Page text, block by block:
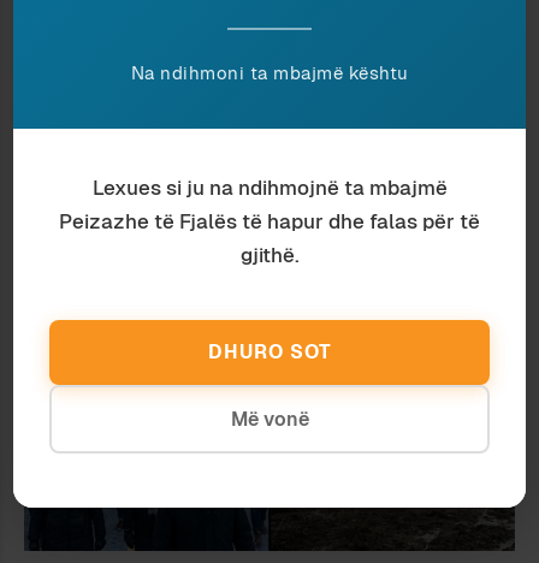
BURRI QË ECTE
Na ndihmoni ta mbajmë kështu
Lexues si ju na ndihmojnë ta mbajmë
Peizazhe të Fjalës të hapur dhe falas për të
gjithë.
DHURO SOT
Më vonë